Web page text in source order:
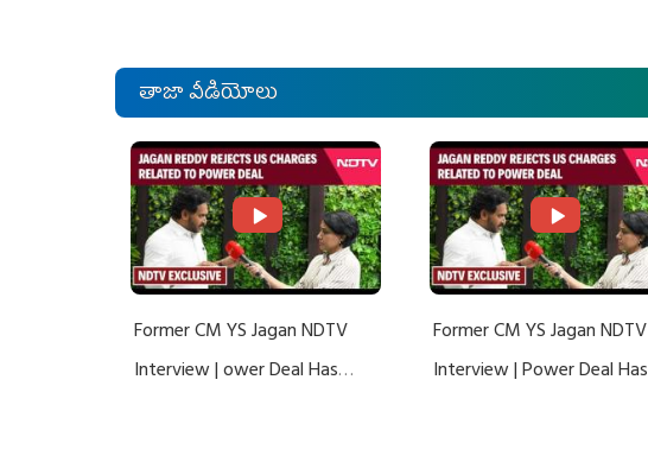
తాజా వీడియోలు
Former CM YS Jagan NDTV
Interview | ower Deal Has
Former CM YS Jagan NDTV
Interview | Power Deal Has